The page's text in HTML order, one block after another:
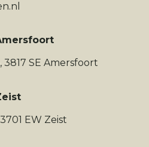
SE Amersfoort
EW Zeist